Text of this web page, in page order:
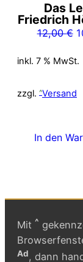
Das
Friedrich
12,00€
inkl. 7 % MwSt.
zzgl. Versand
In den
Mit ^
Ad, dann